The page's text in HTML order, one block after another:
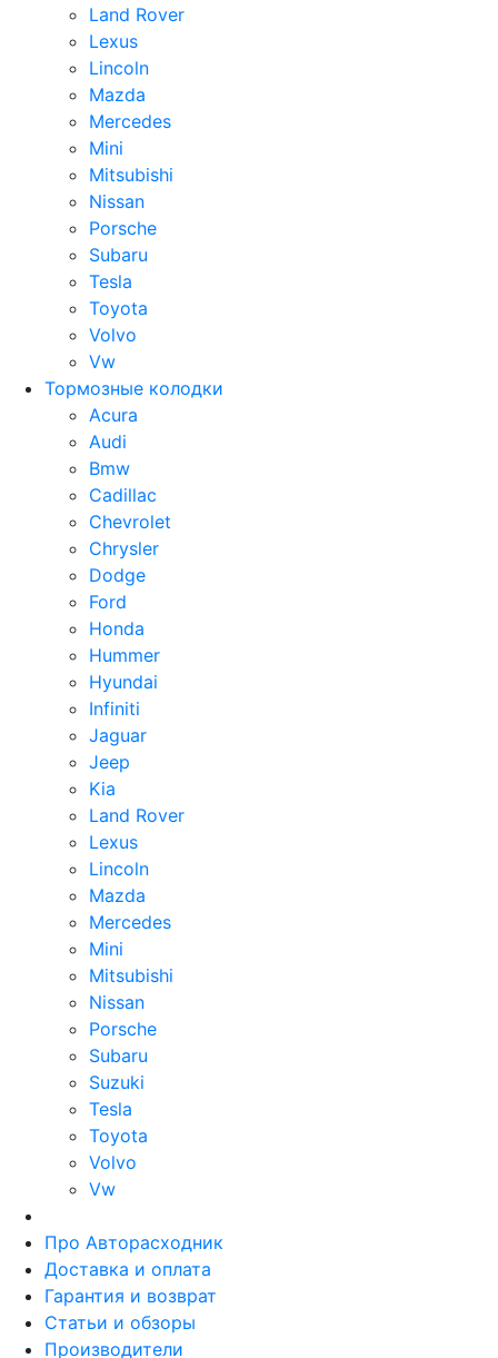
Land Rover
Lexus
Lincoln
Mazda
Mercedes
Mini
Mitsubishi
Nissan
Porsche
Subaru
Tesla
Toyota
Volvo
Vw
Тормозные колодки
Acura
Audi
Bmw
Cadillac
Chevrolet
Chrysler
Dodge
Ford
Honda
Hummer
Hyundai
Infiniti
Jaguar
Jeep
Kia
Land Rover
Lexus
Lincoln
Mazda
Mercedes
Mini
Mitsubishi
Nissan
Porsche
Subaru
Suzuki
Tesla
Toyota
Volvo
Vw
Про Авторасходник
Доставка и оплата
Гарантия и возврат
Статьи и обзоры
Производители